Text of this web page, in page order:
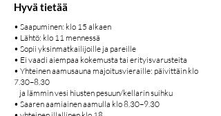
Hyvä tietää
• Saapuminen: klo 15 alkaen
• Lähtö: klo 11 mennessä
• Sopii yksinmatkailijoille ja pareille
• Ei vaadi aiempaa kokemusta tai erityisvarusteita
• Yhteinen aamusauna majoitusvieraille: päivittäin klo
7.30–8.30
ja lämmin vesi hiusten pesuun/kellarin suihku
• Saaren aamiainen aamulla klo 8.30–9.30